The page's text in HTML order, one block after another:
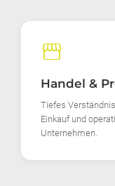
storefront
Handel &
Tiefes
Einkauf und
Unternehmen.